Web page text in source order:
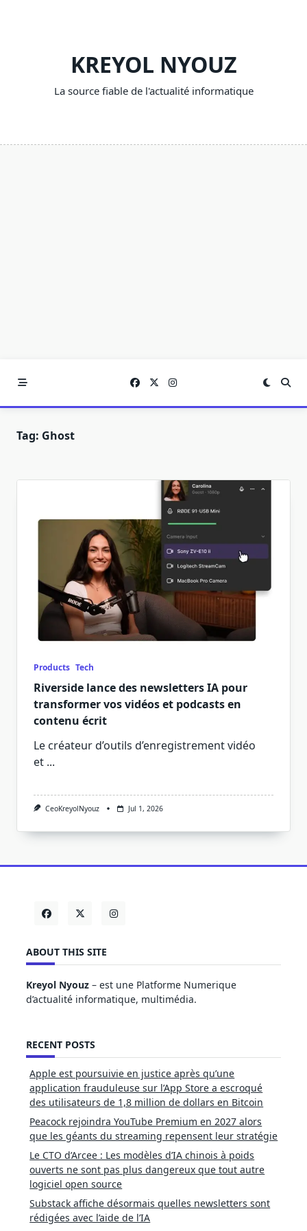
KREYOL NYOUZ
La source fiable de l'actualité informatique
Tag: Ghost
Products Tech
Riverside lance des newsletters IA pour
transformer vos vidéos et podcasts en
contenu écrit
Le créateur d’outils d’enregistrement vidéo
et ...
CeoKreyolNyouz Jul 1, 2026
ABOUT THIS SITE
Kreyol Nyouz – est une Platforme Numerique
d’actualité informatique, multimédia.
RECENT POSTS
Apple est poursuivie en justice après qu’une
application frauduleuse sur l’App Store a escroqué
des utilisateurs de 1,8 million de dollars en Bitcoin
Peacock rejoindra YouTube Premium en 2027 alors
que les géants du streaming repensent leur stratégie
Le CTO d’Arcee : Les modèles d’IA chinois à poids
ouverts ne sont pas plus dangereux que tout autre
logiciel open source
Substack affiche désormais quelles newsletters sont
rédigées avec l’aide de l’IA